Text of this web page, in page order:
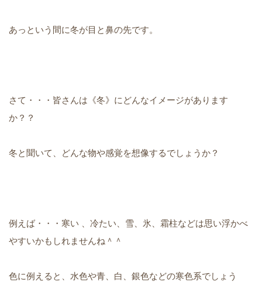
あっという間に冬が目と鼻の先です。
さて・・・皆さんは《冬》にどんなイメージがあります
か？？
冬と聞いて、どんな物や感覚を想像するでしょうか？
例えば・・・寒い 、冷たい、雪、氷、霜柱などは思い浮かべ
やすいかもしれませんね＾＾
色に例えると、水色や青、白、銀色などの寒色系でしょう